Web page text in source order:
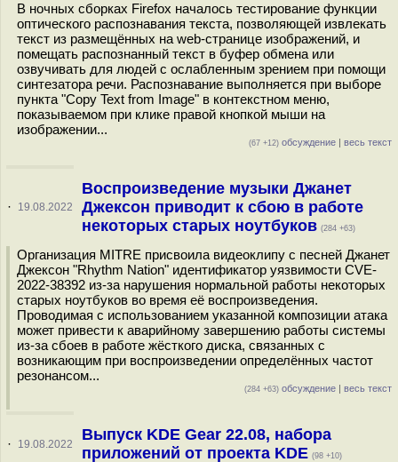
В ночных сборках Firefox началось тестирование функции
оптического распознавания текста, позволяющей извлекать
текст из размещённых на web-странице изображений, и
помещать распознанный текст в буфер обмена или
озвучивать для людей с ослабленным зрением при помощи
синтезатора речи. Распознавание выполняется при выборе
пункта "Copy Text from Image" в контекстном меню,
показываемом при клике правой кнопкой мыши на
изображении...
(67 +12) обсуждение | весь текст
· 19.08.2022
Воспроизведение музыки Джанет
Джексон приводит к сбою в работе
некоторых старых ноутбуков (284 +63)
Организация MITRE присвоила видеоклипу с песней Джанет
Джексон "Rhythm Nation" идентификатор уязвимости CVE-
2022-38392 из-за нарушения нормальной работы некоторых
старых ноутбуков во время её воспроизведения.
Проводимая с использованием указанной композиции атака
может привести к аварийному завершению работы системы
из-за сбоев в работе жёсткого диска, связанных с
возникающим при воспроизведении определённых частот
резонансом...
(284 +63) обсуждение | весь текст
· 19.08.2022
Выпуск KDE Gear 22.08, набора
приложений от проекта KDE (98 +10)